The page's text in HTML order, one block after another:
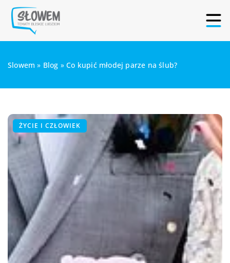
Slowem » Blog »Co kupić młodej parze na ślub?
ŻYCIE I CZŁOWIEK